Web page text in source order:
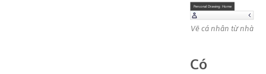
Vẽ cá nhân từ nhà
Có